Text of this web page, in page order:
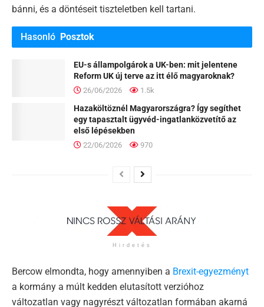
bánni, és a döntéseit tiszteletben kell tartani.
Hasonló Posztok
EU-s állampolgárok a UK-ben: mit jelentene
Reform UK új terve az itt élő magyaroknak?
26/06/2026 1.5k
Hazaköltöznél Magyarországra? Így segíthet
egy tapasztalt ügyvéd-ingatlanközvetítő az
első lépésekben
22/06/2026 970
Hirdetés
Bercow elmondta, hogy amennyiben a Brexit-egyezményt
a kormány a múlt kedden elutasított verzióhoz
változatlan vagy nagyrészt változatlan formában akarná